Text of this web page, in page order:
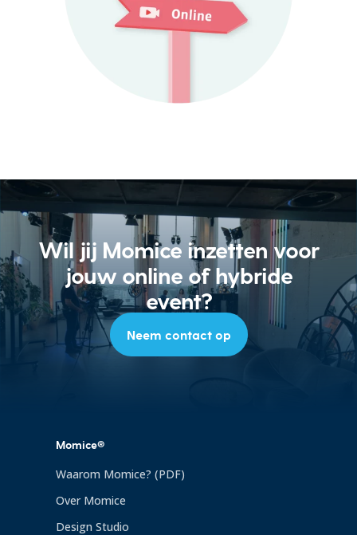
Wil jij Momice inzetten voor
jouw online of hybride
event?
Neem contact op
Momice®
Waarom Momice? (PDF)
Over Momice
Design Studio